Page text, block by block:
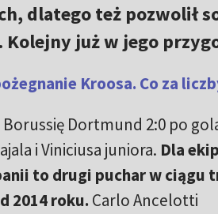
dlatego też pozwolił
Kolejny już w jego
Kroosa. Co za
Borussię Dortmund 2:0 po
i Viniciusa juniora. Dla
to drugi puchar w ciągu
2014 roku. Carlo Ancelotti